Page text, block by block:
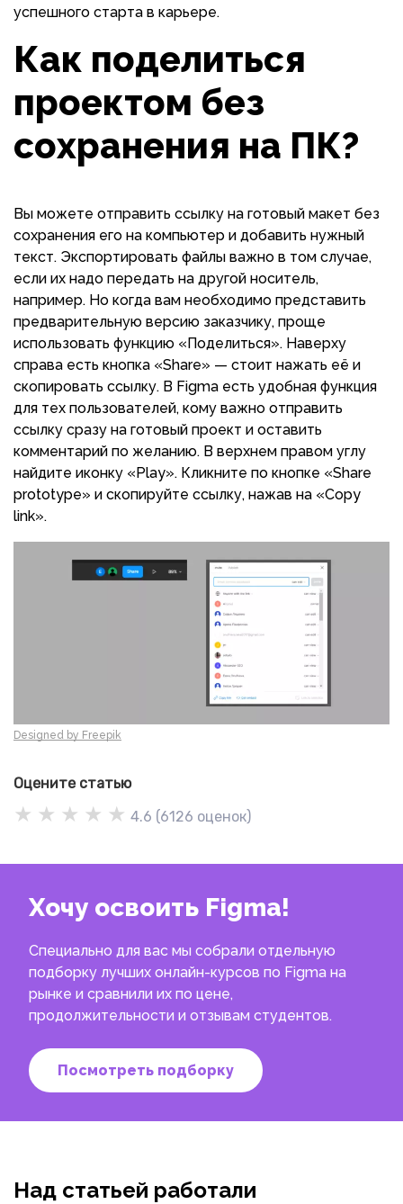
успешного старта в карьере.
Как поделиться
проектом без
сохранения на ПК?
Вы можете отправить ссылку на готовый макет без
сохранения его на компьютер и добавить нужный
текст. Экспортировать файлы важно в том случае,
если их надо передать на другой носитель,
например. Но когда вам необходимо представить
предварительную версию заказчику, проще
использовать функцию «Поделиться». Наверху
справа есть кнопка «Share» — стоит нажать её и
скопировать ссылку. В Figma есть удобная функция
для тех пользователей, кому важно отправить
ссылку сразу на готовый проект и оставить
комментарий по желанию. В верхнем правом углу
найдите иконку «Play». Кликните по кнопке «Share
prototype» и скопируйте ссылку, нажав на «Copy
link».
Designed by Freepik
Оцените статью
★ ★ ★ ★ ★ 4.6 (6126 оценок)
Хочу освоить Figma!
Специально для вас мы собрали отдельную
подборку лучших онлайн-курсов по Figma на
рынке и сравнили их по цене,
продолжительности и отзывам студентов.
Посмотреть подборку
Над статьей работали